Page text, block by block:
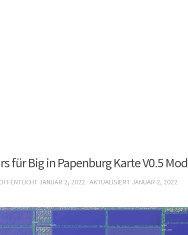
für Big in Papenburg Karte V0.5 Mod
JANUAR 2, 2022 · AKTUALISIERT JANUAR 2, 2022